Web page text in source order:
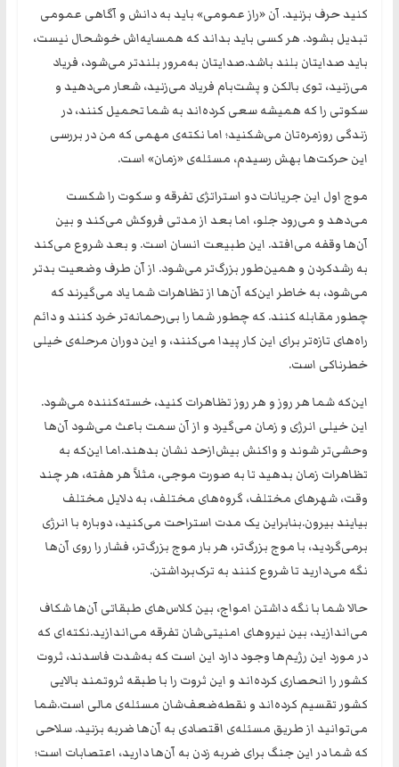
کنید حرف بزنید. آن «راز عمومی» باید به دانش و آگاهی عمومی
تبدیل بشود. ‏هر کسی باید بداند که همسایه‌اش خوشحال نیست،
باید صدایتان بلند باشد.صدایتان به‌مرور بلندتر می‌شود، فریاد
می‌زنید، توی بالکن و پشت‌بام فریاد می‌زنید، شعار می‌دهید و
سکوتی را که همیشه سعی کرده‌اند به شما تحمیل کنند، در
زندگی روزمره‌تان می‌شکنید؛ اما نکته‌ی مهمی که من در بررسی
این حرکت‌ها بهش رسیدم، مسئله‌ی «زمان» است.
موج اول این جریانات دو استراتژی تفرقه و سکوت را شکست
می‌دهد و می‌رود جلو، اما بعد از مدتی فروکش می‌کند و بین
آن‌ها وقفه می‌افتد. این طبیعت انسان است. و بعد شروع می‌کند
به رشدکردن و همین‌طور بزرگ‌تر می‌شود. از آن ‌طرف وضعیت بدتر
می‌شود، به خاطر این‌که آن‌ها از تظاهرات شما یاد می‌گیرند که
چطور مقابله کنند. که چطور شما را بی‌رحمانه‌تر خرد کنند و دائم
راه‌های تازه‌تر برای این کار پیدا می‌کنند، و این دوران مرحله‌ی خیلی
خطرناکی است.
‏این‌که شما هر روز و هر روز تظاهرات کنید، خسته‌کننده می‌شود.
‏این خیلی انرژی و زمان می‌گیرد و از آن سمت باعث می‌شود آن‌ها
وحشی‌تر شوند و واکنش بیش‌ازحد نشان بدهند.اما این‌که به
تظاهرات زمان بدهید تا به صورت موجی، مثلاً هر هفته، هر چند
وقت، شهرهای مختلف، گروه‌های مختلف، به دلایل مختلف
بیایند بیرون.‏بنابراین یک مدت استراحت می‌کنید، دوباره با انرژی
برمی‌گردید، با موج بزرگ‌تر، هر بار موج بزرگ‌تر، فشار را روی آن‌ها
نگه می‌دارید تا شروع کنند به ترک‌برداشتن.
حالا شما با نگه داشتن امواج، بین کلاس‌های طبقاتی آن‌ها شکاف
می‌اندازید، بین نیروهای امنیتی‌شان تفرقه می‌اندازید.‏نکته‌ای که
در مورد این رژیم‌ها وجود دارد این است که به‌شدت فاسدند، ثروت
کشور را‌ انحصاری کرده‌اند و این ثروت را با طبقه ثروتمند بالایی
کشور تقسیم کرده‌اند و نقطه‌ضعف‌شان مسئله‌ی مالی است.شما
می‌توانید از طریق مسئله‌ی اقتصادی به آن‌ها ضربه بزنید. سلاحی
که شما در این جنگ برای ضربه زدن به آن‌ها دارید، اعتصابات است؛